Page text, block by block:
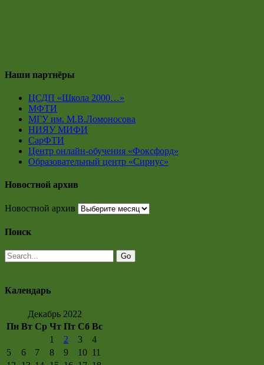
Наши партнёры
ЦСДП «Школа 2000…»
МФТИ
МГУ им. М.В.Ломоносова
НИЯУ МИФИ
СарФТИ
Центр онлайн-обучения «Фоксфорд»
Образовательный центр «Сириус»
Новостной архив
Новостной архив
Поиск
Календарь
Декабрь 2022
Пн Вт Ср Чт Пт Сб Вс
1
2 3
4
5
6 7 8 9 10 11